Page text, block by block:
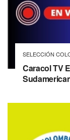
SELECCIÓN
Caracol TV